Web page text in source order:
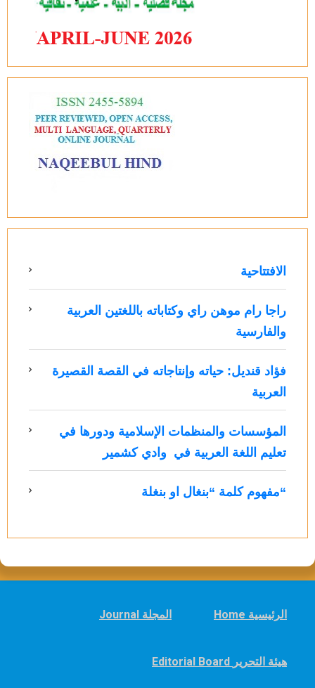
الافتتاحية
راجا رام موهن راي وكتاباته باللغتين العربية
والفارسية
فؤاد قنديل: حياته وإنتاجاته في القصة القصيرة
العربية
المؤسسات والمنظمات الإسلامية ودورها في
تعليم اللغة العربية في وادي كشمير
“مفهوم كلمة “بنغال او بنغلة
Home الرئيسية Journal المجلة
Editorial Board هيئة التحرير